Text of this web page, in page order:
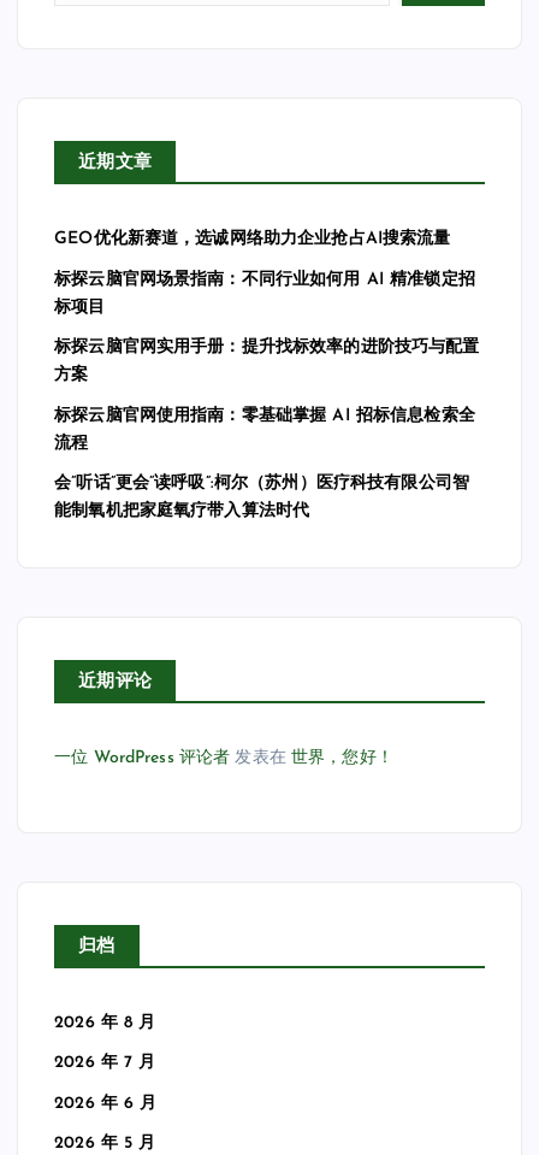
近期文章
GEO优化新赛道，选诚网络助力企业抢占AI搜索流量
标探云脑官网场景指南：不同行业如何用 AI 精准锁定招
标项目
标探云脑官网实用手册：提升找标效率的进阶技巧与配置
方案
标探云脑官网使用指南：零基础掌握 AI 招标信息检索全
流程
会”听话”更会”读呼吸”:柯尔（苏州）医疗科技有限公司智
能制氧机把家庭氧疗带入算法时代
近期评论
一位 WordPress 评论者 发表在世界，您好！
归档
2026 年 8 月
2026 年 7 月
2026 年 6 月
2026 年 5 月